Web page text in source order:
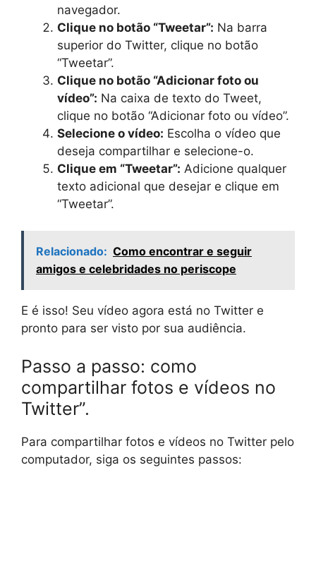
navegador.
Clique no botão “Tweetar”: Na barra
superior do Twitter, clique no botão
“Tweetar”.
Clique no botão “Adicionar foto ou
vídeo”: Na caixa de texto do Tweet,
clique no botão “Adicionar foto ou vídeo”.
Selecione o vídeo: Escolha o vídeo que
deseja compartilhar e selecione-o.
Clique em “Tweetar”: Adicione qualquer
texto adicional que desejar e clique em
“Tweetar”.
Relacionado: Como encontrar e seguir
amigos e celebridades no periscope
E é isso! Seu vídeo agora está no Twitter e
pronto para ser visto por sua audiência.
Passo a passo: como
compartilhar fotos e vídeos no
Twitter”.
Para compartilhar fotos e vídeos no Twitter pelo
computador, siga os seguintes passos: